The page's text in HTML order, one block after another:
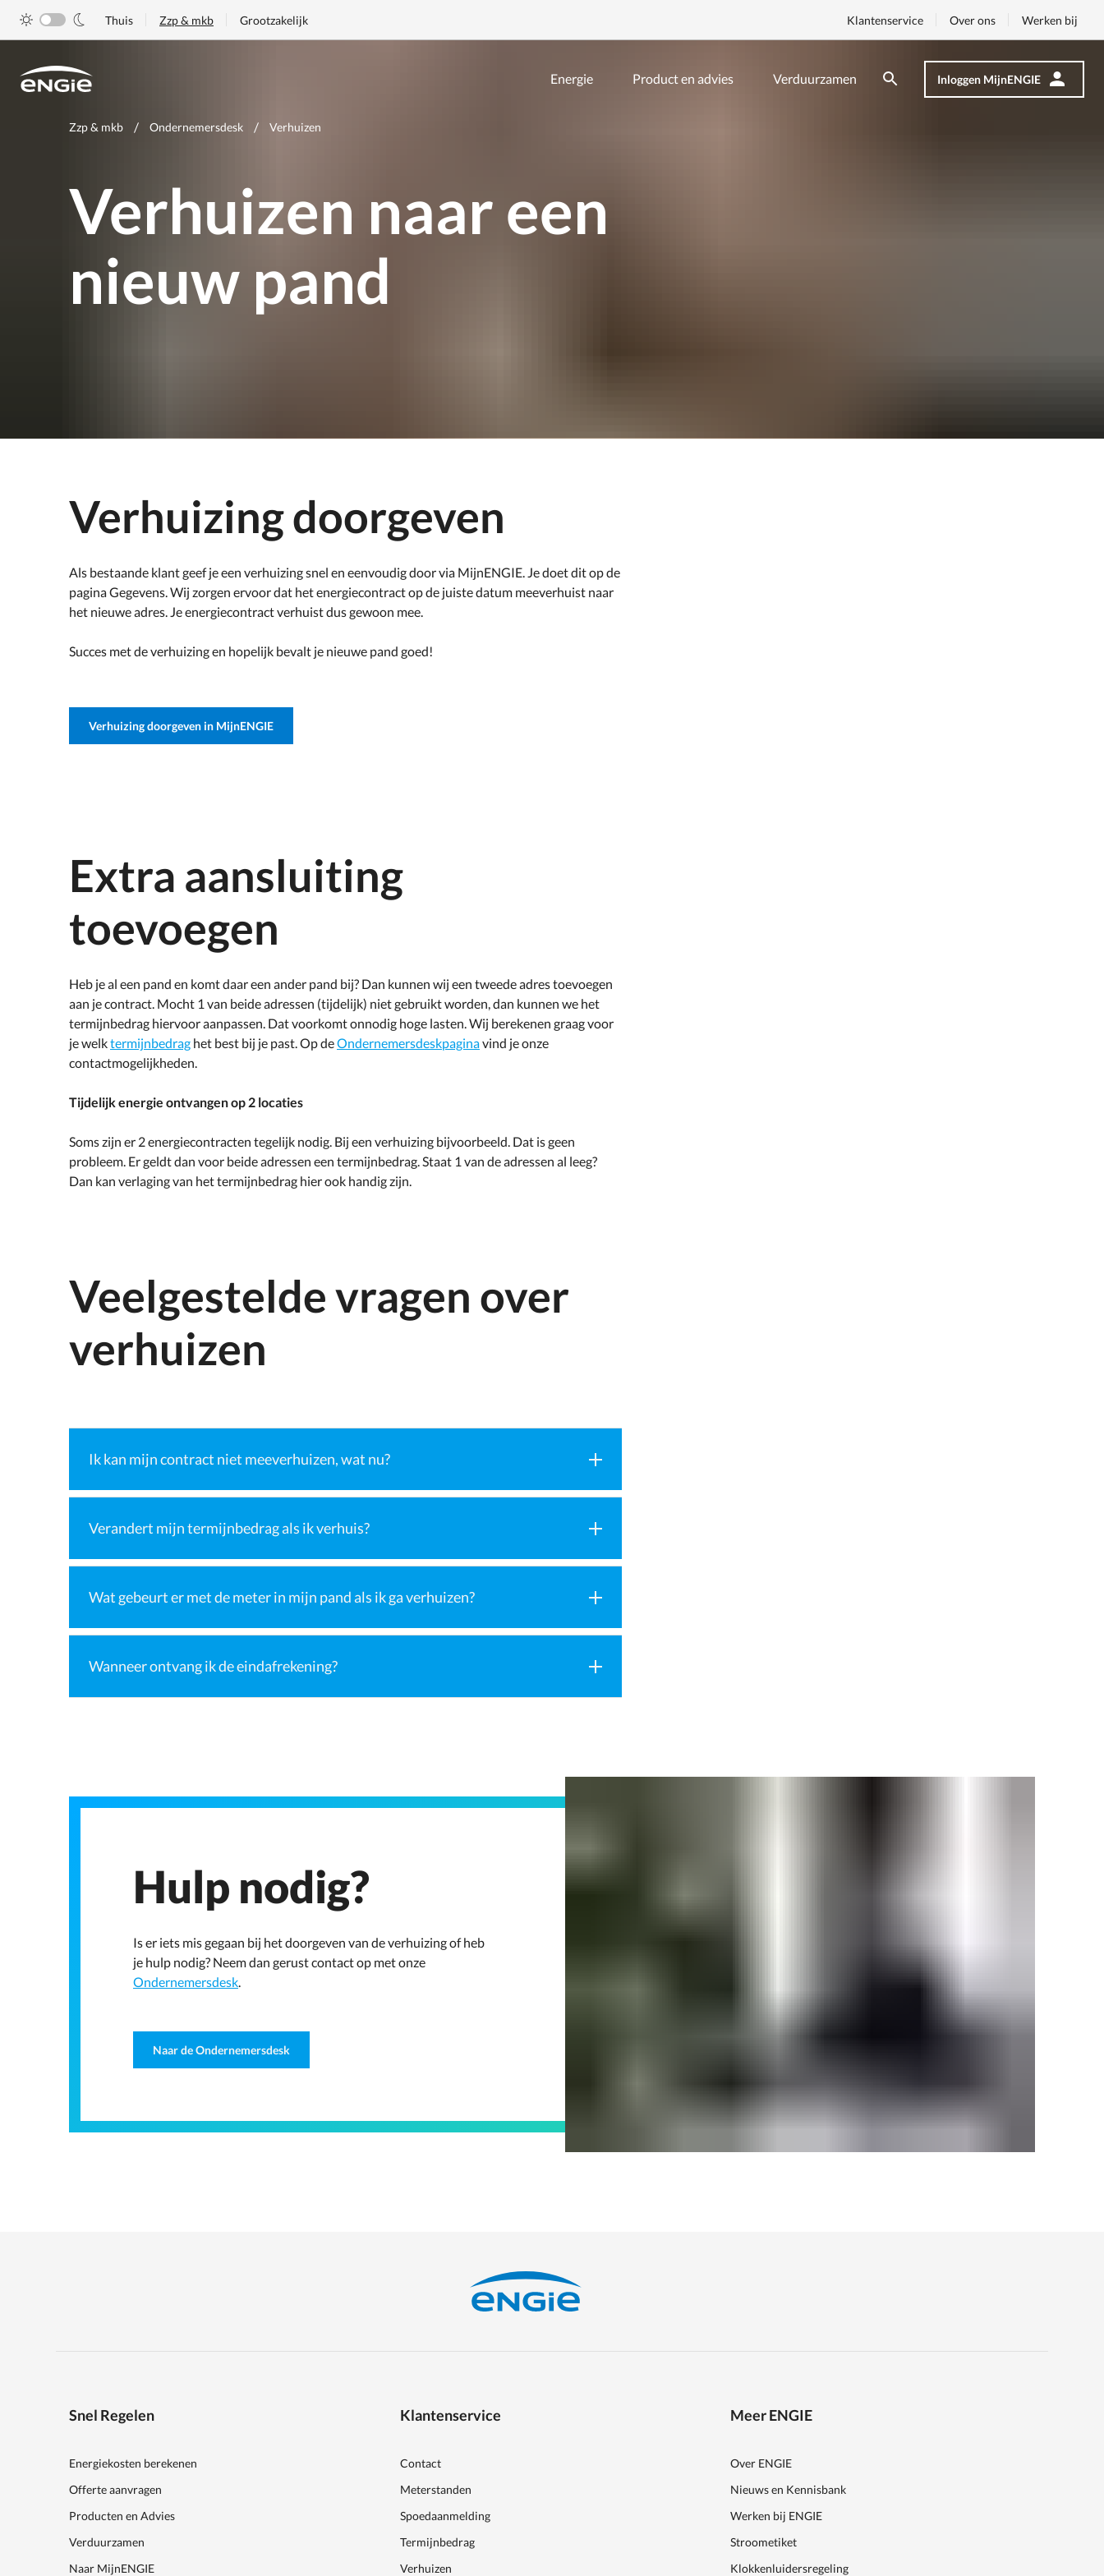
Zoeken
Energie Product en advies Verduurzamen
Thuis Zzp & mkb Grootzakelijk Klantenservice Over ons Werken bij
Zoeken Inloggen MijnENGIE
Je
Zzp & mkb Ondernemersdesk Verhuizen
Verhuizen naar een
nieuw pand
Verhuizing doorgeven
Als bestaande klant geef je een verhuizing snel en eenvoudig door via MijnENGIE. Je doet dit op de
pagina Gegevens. Wij zorgen ervoor dat het energiecontract op de juiste datum meeverhuist naar
het nieuwe adres. Je energiecontract verhuist dus gewoon mee.
Succes met de verhuizing en hopelijk bevalt je nieuwe pand goed!
Verhuizing doorgeven in MijnENGIE
Extra aansluiting
toevoegen
Heb je al een pand en komt daar een ander pand bij? Dan kunnen wij een tweede adres toevoegen
aan je contract. Mocht 1 van beide adressen (tijdelijk) niet gebruikt worden, dan kunnen we het
termijnbedrag hiervoor aanpassen. Dat voorkomt onnodig hoge lasten. Wij berekenen graag voor
je welktermijnbedrag het best bij je past. Op deOndernemersdeskpaginavind je onze
contactmogelijkheden.
Tijdelijk energie ontvangen op 2 locaties
Soms zijn er 2 energiecontracten tegelijk nodig. Bij een verhuizing bijvoorbeeld. Dat is geen
probleem. Er geldt dan voor beide adressen een termijnbedrag. Staat 1 van de adressen al leeg?
Dan kan verlaging van het termijnbedrag hier ook handig zijn.
Veelgestelde vragen over
verhuizen
Ik kan mijn contract niet meeverhuizen, wat nu?
Verandert mijn termijnbedrag als ik verhuis?
Wat gebeurt er met de meter in mijn pand als ik ga verhuizen?
Wanneer ontvang ik de eindafrekening?
Hulp nodig?
Is er iets mis gegaan bij het doorgeven van de verhuizing of heb
je hulp nodig? Neem dan gerust contact op met onze
Ondernemersdesk.
Naar de Ondernemersdesk
Snel Regelen
Energiekosten berekenen
Offerte aanvragen
Producten en Advies
Verduurzamen
Naar MijnENGIE
Klantenservice
Contact
Meterstanden
Spoedaanmelding
Termijnbedrag
Verhuizen
Meer ENGIE
Over ENGIE
Nieuws en Kennisbank
Werken bij ENGIE
Stroometiket
Klokkenluidersregeling